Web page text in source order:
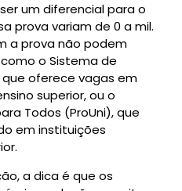
um diferencial para o
prova variam de 0 a mil.
a prova não podem
o Sistema de
que oferece vagas em
superior, ou o
Todos (ProUni), que
em instituições
a dica é que os